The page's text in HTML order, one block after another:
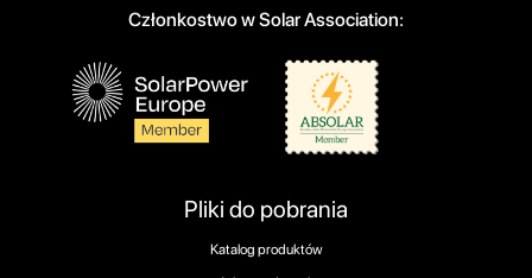
Pliki do pobrania
Katalog produktów
Członkostwo w Solar Association: